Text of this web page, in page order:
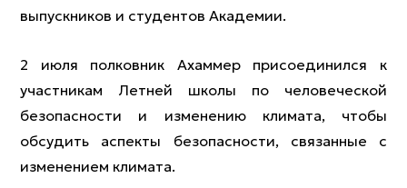
выпускников и студентов Академии.
2 июля полковник Ахаммер присоединился к
участникам Летней школы по человеческой
безопасности и изменению климата, чтобы
обсудить аспекты безопасности, связанные с
изменением климата.